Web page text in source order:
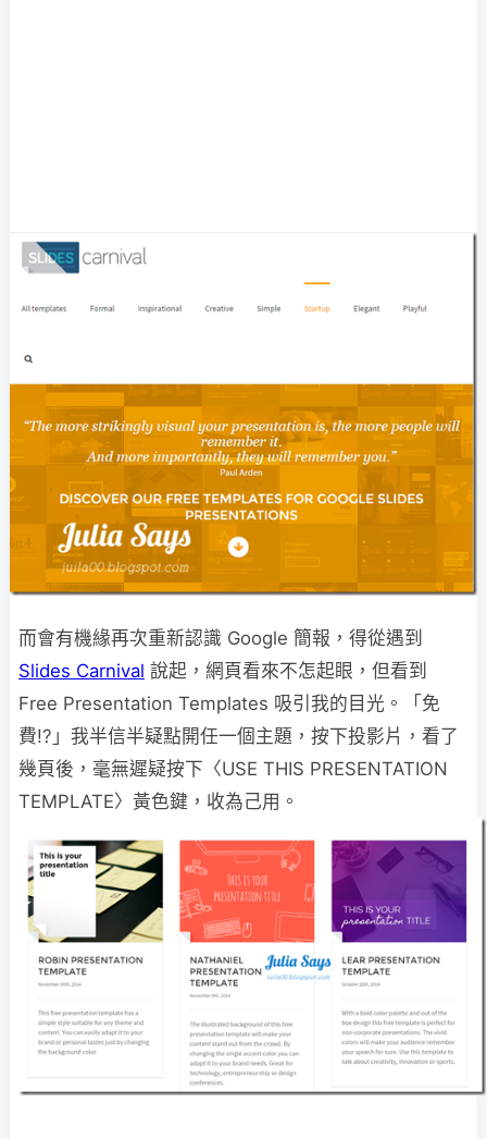
而會有機緣再次重新認識 Google 簡報，得從遇到
Slides Carnival 說起，網頁看來不怎起眼，但看到
Free Presentation Templates 吸引我的目光。「免
費!?」我半信半疑點開任一個主題，按下投影片，看了
幾頁後，毫無遲疑按下〈USE THIS PRESENTATION
TEMPLATE〉黃色鍵，收為己用。